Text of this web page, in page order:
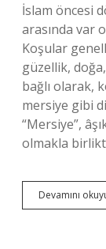
İslam öncesi
arasında var
Koşular
güzellik,
bağlı olarak,
mersiye gibi
“Mersiye”,
olmakla
Devamını